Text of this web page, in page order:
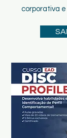
corporativa